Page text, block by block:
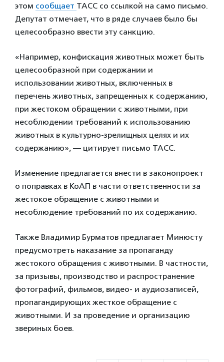
этом сообщает ТАСС со ссылкой на само письмо.
Депутат отмечает, что в ряде случаев было бы
целесообразно ввести эту санкцию.
«Например, конфискация животных может быть
целесообразной при содержании и
использовании животных, включенных в
перечень животных, запрещенных к содержанию,
при жестоком обращении с животными, при
несоблюдении требований к использованию
животных в культурно-зрелищных целях и их
содержанию», — цитирует письмо ТАСС.
Изменение предлагается внести в законопроект
о поправках в КоАП в части ответственности за
жестокое обращение с животными и
несоблюдение требований по их содержанию.
Также Владимир Бурматов предлагает Минюсту
предусмотреть наказание за пропаганду
жестокого обращения с животными. В частности,
за призывы, производство и распространение
фотографий, фильмов, видео- и аудиозаписей,
пропагандирующих жесткое обращение с
животными. И за проведение и организацию
звериных боев.